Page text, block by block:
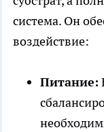
система. Он
воздействие:
Питание: